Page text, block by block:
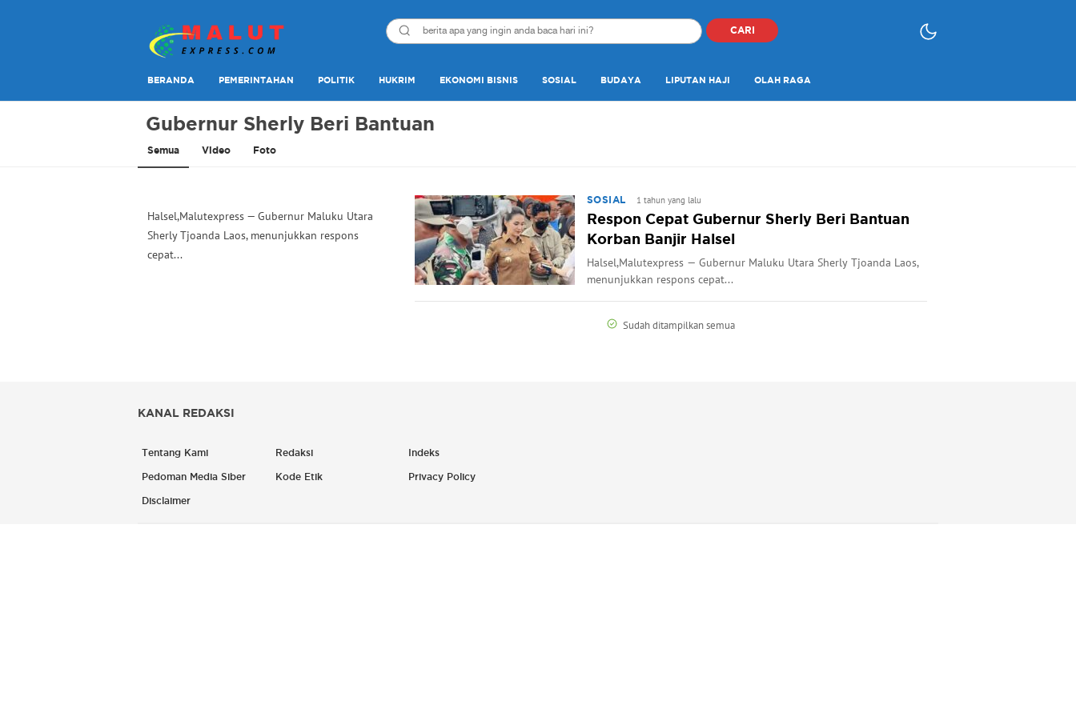
Malut Express
Berita Lebih Cepat
CARI
BERANDA PEMERINTAHAN POLITIK HUKRIM EKONOMI BISNIS SOSIAL BUDAYA LIPUTAN HAJI OLAH RAGA
Gubernur Sherly Beri Bantuan
Semua Video Foto
Halsel,Malutexpress — Gubernur Maluku Utara
Sherly Tjoanda Laos, menunjukkan respons
cepat...
SOSIAL 1 tahun yang lalu
Respon Cepat Gubernur Sherly Beri Bantuan
Korban Banjir Halsel
Halsel,Malutexpress — Gubernur Maluku Utara Sherly Tjoanda Laos,
menunjukkan respons cepat...
Sudah ditampilkan semua
KANAL REDAKSI
Tentang Kami Redaksi Indeks
Pedoman Media Siber Kode Etik Privacy Policy
Disclaimer